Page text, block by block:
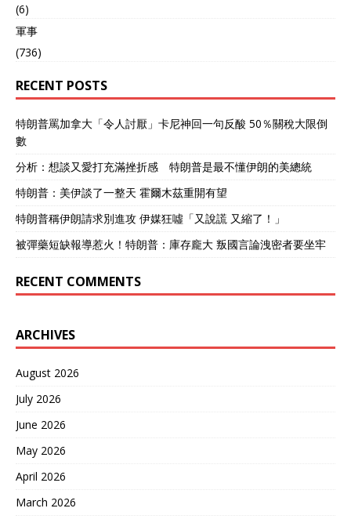
地而来。 中国划定了“红
线”，加拿大却不当回事儿，
还多次反复横跳，要知道，
中国对加拿大油菜籽的贸易
额已经达到了50亿，几乎占
据了加拿大油菜籽一半的出
中国就是加拿大的“大金
主”，可加拿大怎么做呢？加
拿大一边从中国“赚钱”，一
边对中国“指责”。 中国对待
加拿大，做法像极了：“我对
兄弟掏心掏肺，兄弟对我心
存怨怼”！ 在此之前，加拿
大对中国的态度就说不上“友
好”，尤其是2025年上半
100%的关税，并对中国的
钢铁和铝产品加征25%的关
惯着加拿大，立刻对加拿大
豌豆、菜籽油农产品加征
又对加拿大猪肉、海鲜加征
25%的关税，以牙还牙，以
眼还眼。 中国对某些国家加
征关税，一定程度上都是“被
一“良善”的做法，让一些小
国家都敢跳到中国的鼻子上
颐指气使。 自从关税大战爆
发之后，加拿大就一直进行
(6)
軍事
(736)
RECENT POSTS
特朗普罵加拿大「令人討厭」卡尼神回一句反酸 50％關稅大限倒
數
分析：想談又愛打充滿挫折感 特朗普是最不懂伊朗的美總統
特朗普：美伊談了一整天 霍爾木茲重開有望
特朗普稱伊朗請求別進攻 伊媒狂噓「又說謊 又縮了！」
被彈藥短缺報導惹火！特朗普：庫存龐大 叛國言論洩密者要坐牢
RECENT COMMENTS
ARCHIVES
August 2026
July 2026
June 2026
May 2026
April 2026
March 2026